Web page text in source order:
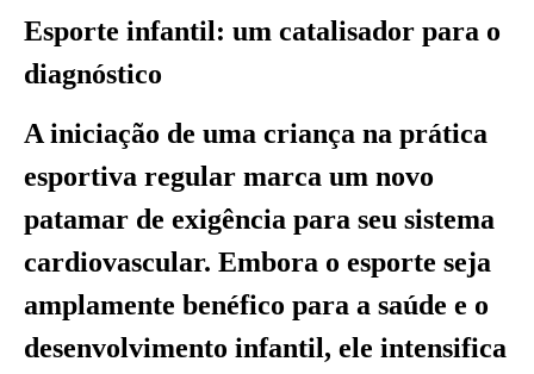
Esporte infantil: um catalisador para o
diagnóstico
A iniciação de uma criança na prática
esportiva regular marca um novo
patamar de exigência para seu sistema
cardiovascular. Embora o esporte seja
amplamente benéfico para a saúde e o
desenvolvimento infantil, ele intensifica